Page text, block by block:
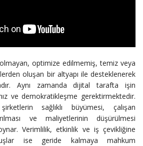
optimize edilmemiş, temiz veya
oluşan bir altyapı ile desteklenerek
Aynı zamanda dijital tarafta işin
ve demokratikleşme gerektirmektedir.
sağlıklı büyümesi, çalışan
ve maliyetlerinin düşürülmesi
Verimlilik, etkinlik ve iş çevikliğine
ise geride kalmaya mahkum